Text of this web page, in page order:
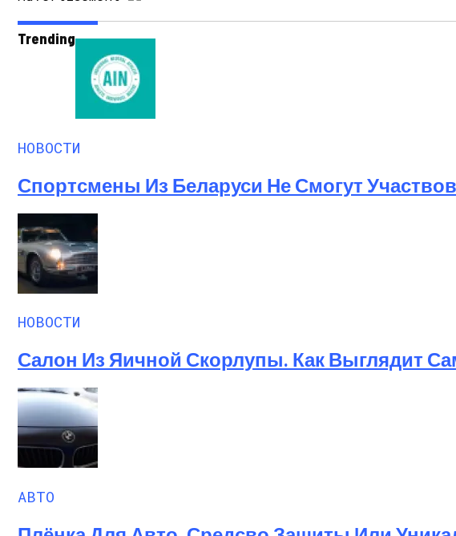
Trending
НОВОСТИ
Спортсмены Из Беларуси Не Смогут
НОВОСТИ
Салон Из Яичной Скорлупы. Как Выглядит
АВТО